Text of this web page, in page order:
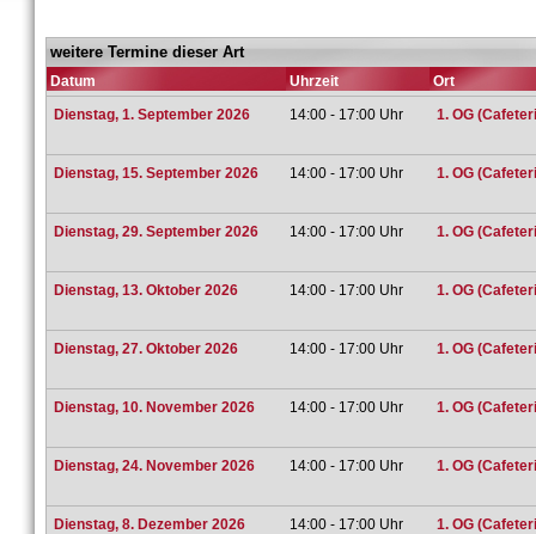
weitere Termine dieser Art
Datum Uhrzeit
Ort
Dienstag, 1. September 2026
14:00 - 17:00 Uhr 1. OG
Dienstag, 15. September 2026 14:00 - 17:00 Uhr 1. OG
Dienstag, 29. September 2026 14:00 - 17:00 Uhr 1. OG
Dienstag, 13. Oktober 2026 14:00 - 17:00 Uhr 1. OG
Dienstag, 27. Oktober 2026 14:00 - 17:00 Uhr 1. OG
Dienstag, 10. November 2026 14:00 - 17:00 Uhr 1. OG
Dienstag, 24. November 2026 14:00 - 17:00 Uhr 1. OG
Dienstag, 8. Dezember 2026 14:00 - 17:00 Uhr 1. OG